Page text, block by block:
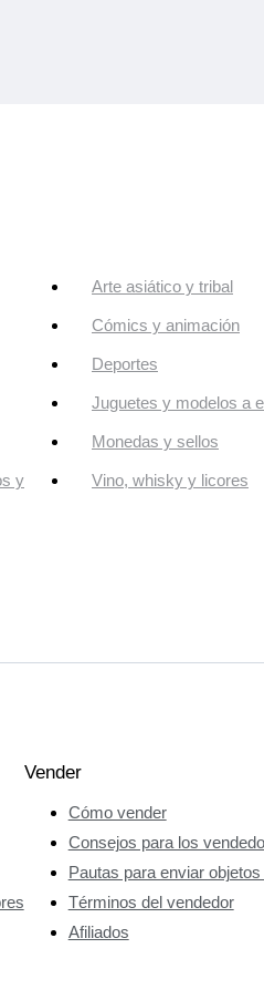
Arte asiático y tribal
Cómics y animación
Deportes
Juguetes y modelos a
Monedas y sellos
y
Vino, whisky y licores
Vender
Cómo vender
Consejos para los
Pautas para enviar
Términos del vendedor
Afiliados